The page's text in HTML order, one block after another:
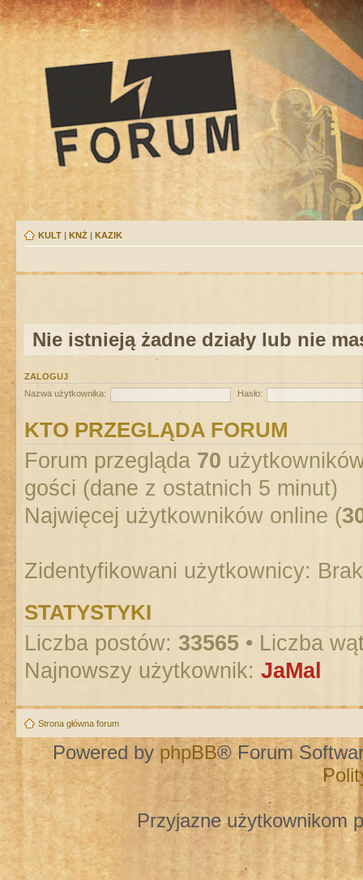
KULT | KNŻ | KAZIK
Nie istnieją żadne działy lub nie
ZALOGUJ
Nazwa użytkownika:
Hasło:
KTO PRZEGLĄDA FORUM
Forum przegląda 70
gości (dane z ostatnich 5 minut)
Najwięcej użytkowników online (
Zidentyfikowani użytkownicy:
STATYSTYKI
Liczba postów: 33565 • Liczba
Najnowszy użytkownik: JaMal
Strona główna forum
Powered by phpBB® Forum
Przyjazne użytkownikom